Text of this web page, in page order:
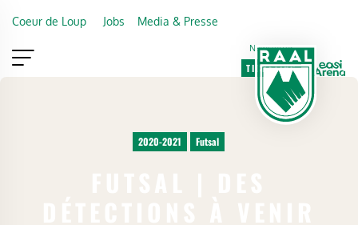
Coeur de Loup Jobs Media & Presse
Newsletter
TICKETING
VIP
FAN SHOP
2020-2021 Futsal